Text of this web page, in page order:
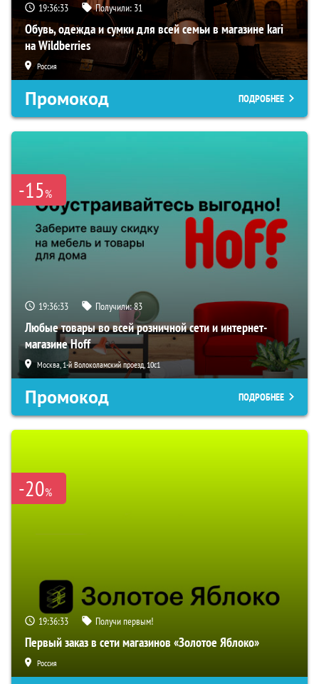
19:36:33 Получили: 31
Обувь, одежда и сумки для всей семьи в магазине kari
на Wildberries
Россия
Промокод ПОДРОБНЕЕ
-15%
19:36:33 Получили:83
Любые товары во всей розничной сети и интернет-
магазине Hoff
Москва, 1-й Волоколамский проезд, 10с1
Промокод ПОДРОБНЕЕ
-20%
19:36:33 Получи первым!
Первый заказ в сети магазинов «Золотое Яблоко»
Россия